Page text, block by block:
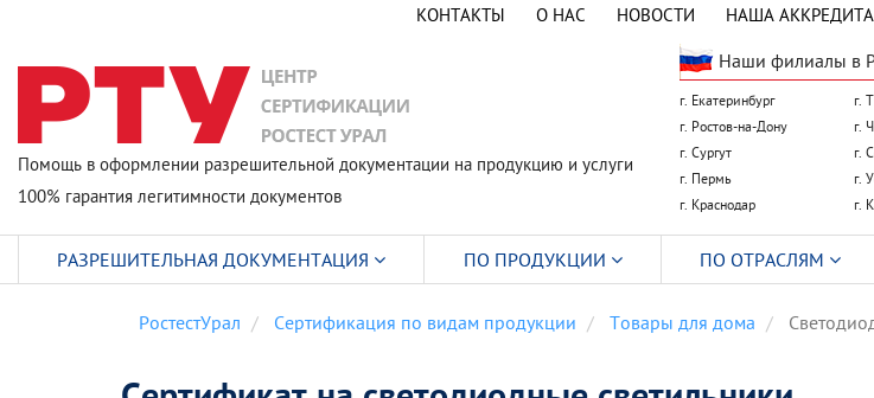
КОНТАКТЫ О НАС НОВОСТИ НАША
Помощь в оформлении разрешительной документации на продукцию и услуги
100% гарантия легитимности документов
Наши филиалы в
г. Екатеринбург
г.
г. Ростов-на-Дону
г.
г. Сургут
г.
г. Пермь
г.
г. Краснодар
г.
РостестУрал Сертификация по видам продукции Товары для дома
РАЗРЕШИТЕЛЬНАЯ ДОКУМЕНТАЦИЯ ПО ПРОДУКЦИИ ПО ОТРАСЛЯМ